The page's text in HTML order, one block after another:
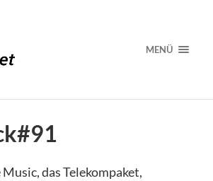
MENÜ
das Telekompaket,